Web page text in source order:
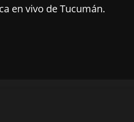
en vivo de Tucumán.